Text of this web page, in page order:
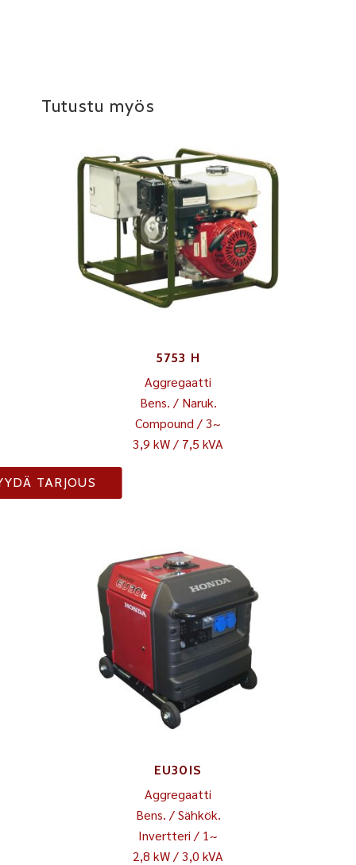
Tutustu myös
5753 H
Aggregaatti
Bens. / Naruk.
Compound / 3~
3,9 kW / 7,5 kVA
TARJOUS
EU30IS
Aggregaatti
Bens. / Sähkök.
Invertteri / 1~
2,8 kW / 3,0 kVA